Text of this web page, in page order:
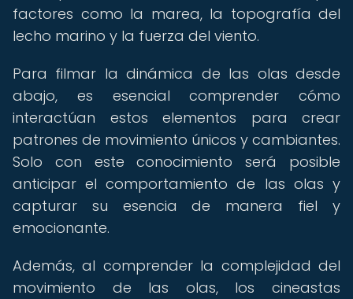
factores como la marea, la topografía del
lecho marino y la fuerza del viento.
Para filmar la dinámica de las olas desde
abajo, es esencial comprender cómo
interactúan estos elementos para crear
patrones de movimiento únicos y cambiantes.
Solo con este conocimiento será posible
anticipar el comportamiento de las olas y
capturar su esencia de manera fiel y
emocionante.
Además, al comprender la complejidad del
movimiento de las olas, los cineastas